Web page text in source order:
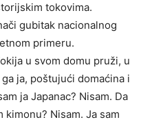
tokovima.
gubitak nacionalnog
primeru.
u svom domu pruži, u
ja, poštujući domaćina i
ja Japanac? Nisam. Da
kimonu? Nisam. Ja sam